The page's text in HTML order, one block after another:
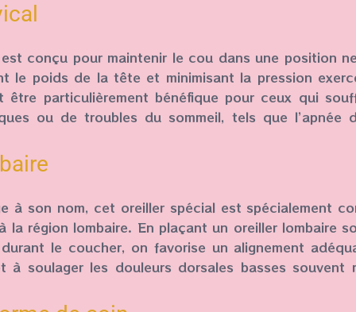
est conçu pour maintenir le cou dans une position
le poids de la tête et minimisant la pression
être particulièrement bénéfique pour ceux qui
ou de troubles du sommeil, tels que l’apnée
à son nom, cet oreiller spécial est spécialement
la région lombaire. En plaçant un oreiller lombaire
le coucher, on favorise un alignement
à soulager les douleurs dorsales basses souvent